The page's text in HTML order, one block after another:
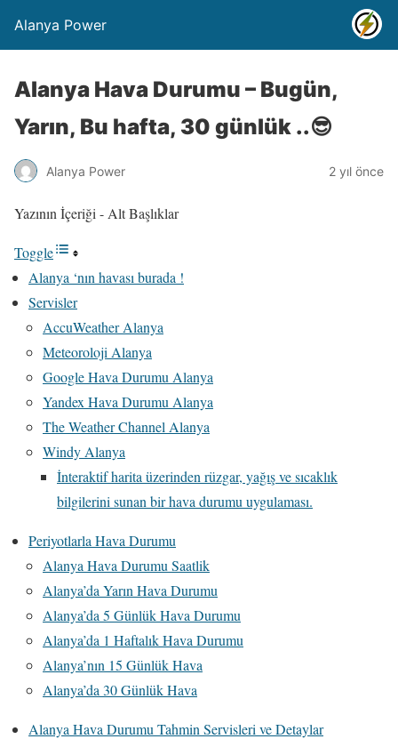
Alanya Power
Alanya Hava Durumu – Bugün,
Yarın, Bu hafta, 30 günlük ..😎
Alanya Power 2 yıl önce
Yazının İçeriği - Alt Başlıklar
Toggle
Alanya ‘nın havası burada !
Servisler
AccuWeather Alanya
Meteoroloji Alanya
Google Hava Durumu Alanya
Yandex Hava Durumu Alanya
The Weather Channel Alanya
Windy Alanya
İnteraktif harita üzerinden rüzgar, yağış ve sıcaklık
bilgilerini sunan bir hava durumu uygulaması.
Periyotlarla Hava Durumu
Alanya Hava Durumu Saatlik
Alanya’da Yarın Hava Durumu
Alanya’da 5 Günlük Hava Durumu
Alanya’da 1 Haftalık Hava Durumu
Alanya’nın 15 Günlük Hava
Alanya’da 30 Günlük Hava
Alanya Hava Durumu Tahmin Servisleri ve Detaylar